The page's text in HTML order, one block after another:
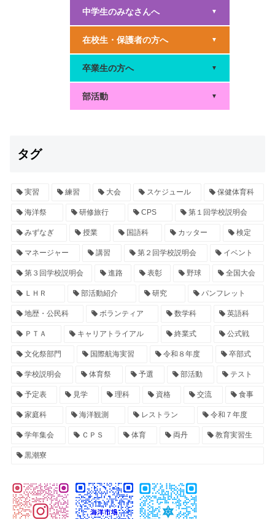
中学生のみなさんへ ▼
在校生・保護者の方へ ▼
卒業生の方へ ▼
部活動 ▼
タグ
実習 練習 大会 スケジュール 保健体育科
海洋祭 研修旅行 CPS 第１回学校説明会
みずなぎ 授業 国語科 カッター 検定
マネージャー 講習 第２回学校説明会 イベント
第３回学校説明会 進路 表彰 野球 全国大会
ＬＨＲ 部活動紹介 研究 パンフレット
地歴・公民科 ボランティア 数学科 英語科
ＰＴＡ キャリアトライアル 終業式 公式戦
文化祭部門 国際航海実習 令和８年度 卒部式
学校説明会 体育祭 予選 部活動 テスト
予定表 見学 理科 資格 交流 食事
家庭科 海洋観測 レストラン 令和７年度
学年集会 ＣＰＳ 体育 両丹 教育実習生
黒潮寮